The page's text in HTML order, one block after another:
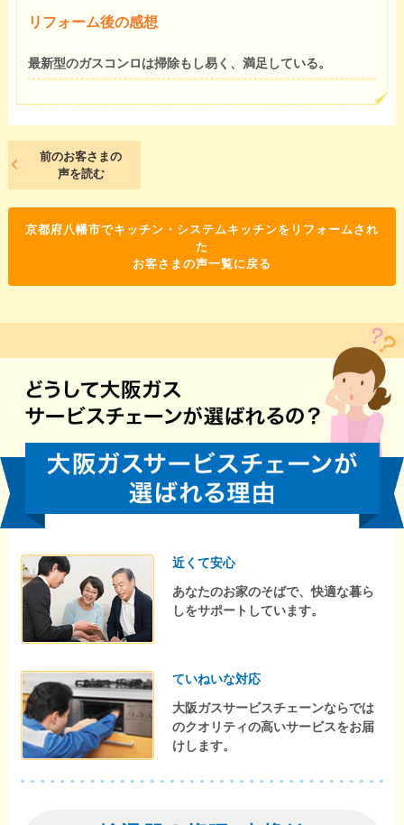
リフォーム後の感想
最新型のガスコンロは掃除もし易く、満足している。
前のお客さまの
声を読む
京都府八幡市でキッチン・システムキッチンをリフォームされ
た
お客さまの声一覧に戻る
近くて安心
あなたのお家のそばで、快適な暮ら
しをサポートしています。
ていねいな対応
大阪ガスサービスチェーンならでは
のクオリティの高いサービスをお届
けします。